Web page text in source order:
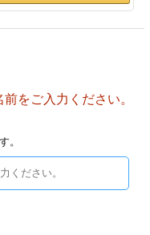
をご入力ください。
。